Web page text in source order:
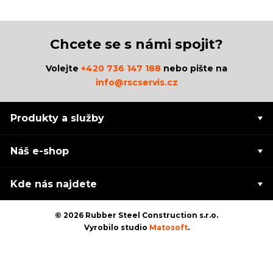
Chcete se s námi spojit?
Volejte +420 736 147 188 nebo pište na
info@rscservis.cz
Produkty a služby
Náš e-shop
Kde nás najdete
© 2026 Rubber Steel Construction s.r.o.
Vyrobilo studio Matosoft.